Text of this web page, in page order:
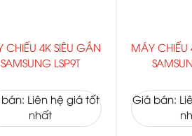
CHIẾU 4K SIÊU GẦN
SAMSUNG LSP9T
Liên hệ giá tốt
nhất
MÁY CHIẾU
Giá bán: